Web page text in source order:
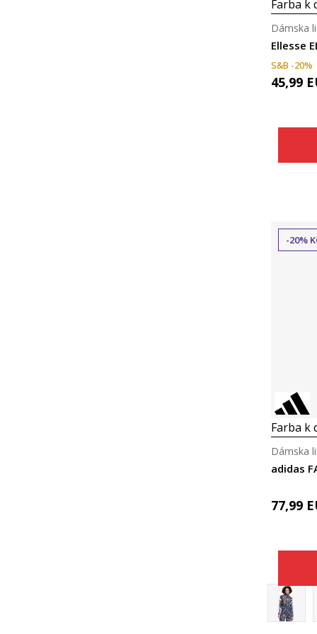
Farba k
Ellesse
Dámska
S&B -20%
45,99
-20%
Farba k
adidas
Dámska
77,99